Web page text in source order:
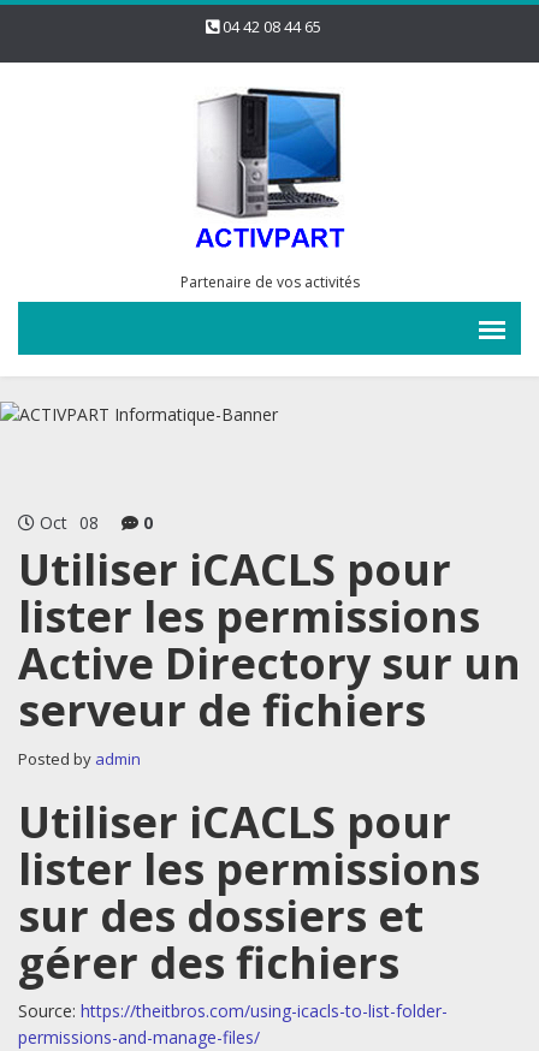
04 42 08 44 65
Partenaire de vos activités
Oct 08 0
Utiliser iCACLS pour
lister les permissions
Active Directory sur un
serveur de fichiers
Posted by admin
Utiliser iCACLS pour
lister les permissions
sur des dossiers et
gérer des fichiers
Source: https://theitbros.com/using-icacls-to-list-folder-
permissions-and-manage-files/